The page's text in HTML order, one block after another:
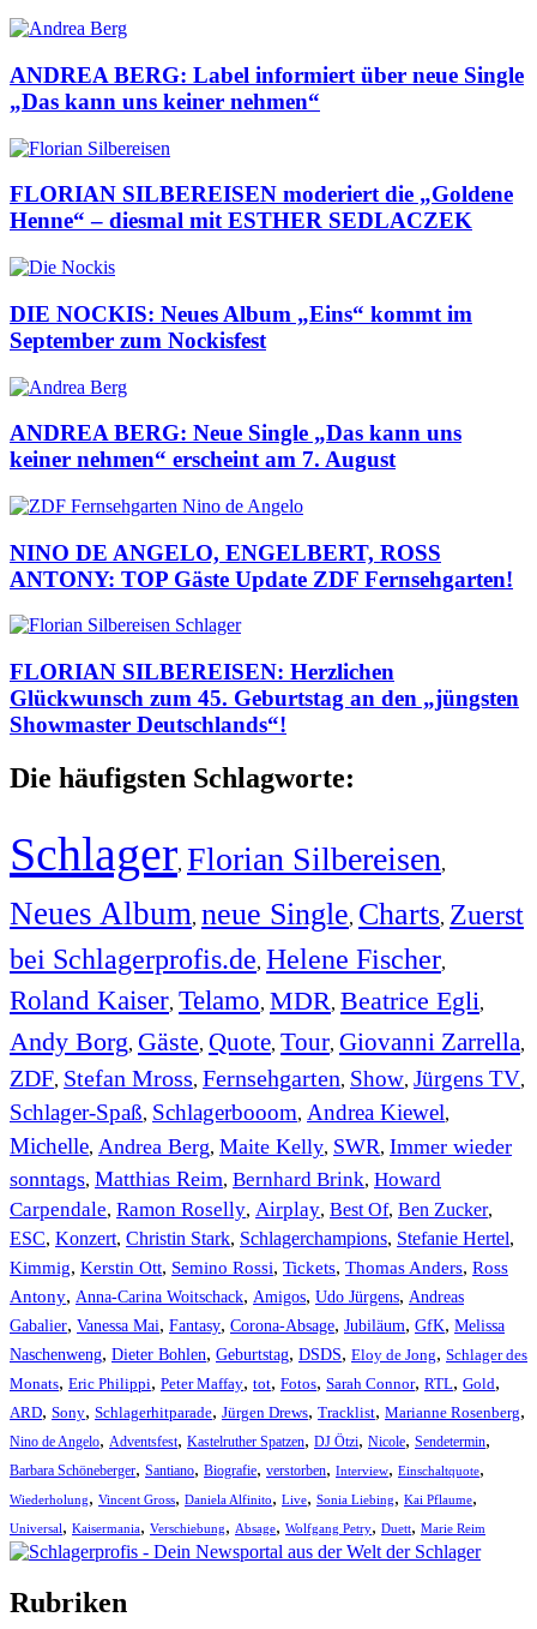
ANDREA BERG: Label informiert über neue Single
„Das kann uns keiner nehmen“
FLORIAN SILBEREISEN moderiert die „Goldene
Henne“ – diesmal mit ESTHER SEDLACZEK
DIE NOCKIS: Neues Album „Eins“ kommt im
September zum Nockisfest
ANDREA BERG: Neue Single „Das kann uns
keiner nehmen“ erscheint am 7. August
NINO DE ANGELO, ENGELBERT, ROSS
ANTONY: TOP Gäste Update ZDF Fernsehgarten!
FLORIAN SILBEREISEN: Herzlichen
Glückwunsch zum 45. Geburtstag an den „jüngsten
Showmaster Deutschlands“!
Die häufigsten Schlagworte:
Schlager, Florian Silbereisen,
Neues Album, neue Single, Charts, Zuerst
bei Schlagerprofis.de, Helene Fischer,
Roland Kaiser, Telamo, MDR, Beatrice Egli,
Andy Borg, Gäste, Quote, Tour, Giovanni Zarrella,
ZDF, Stefan Mross, Fernsehgarten, Show, Jürgens TV,
Schlager-Spaß, Schlagerbooom, Andrea Kiewel,
Michelle, Andrea Berg, Maite Kelly, SWR, Immer wieder
sonntags, Matthias Reim, Bernhard Brink, Howard
Carpendale, Ramon Roselly, Airplay, Best Of, Ben Zucker,
ESC, Konzert, Christin Stark, Schlagerchampions, Stefanie Hertel,
Kimmig, Kerstin Ott, Semino Rossi, Tickets, Thomas Anders, Ross
Antony, Anna-Carina Woitschack, Amigos, Udo Jürgens, Andreas
Gabalier, Vanessa Mai, Fantasy, Corona-Absage, Jubiläum, GfK, Melissa
Naschenweng, Dieter Bohlen, Geburtstag, DSDS, Eloy de Jong, Schlager des
Monats, Eric Philippi, Peter Maffay, tot, Fotos, Sarah Connor, RTL, Gold,
ARD, Sony, Schlagerhitparade, Jürgen Drews, Tracklist, Marianne Rosenberg,
Nino de Angelo, Adventsfest, Kastelruther Spatzen, DJ Ötzi, Nicole, Sendetermin,
Barbara Schöneberger, Santiano, Biografie, verstorben, Interview, Einschaltquote,
Wiederholung, Vincent Gross, Daniela Alfinito, Live, Sonia Liebing, Kai Pflaume,
Universal, Kaisermania, Verschiebung, Absage, Wolfgang Petry, Duett, Marie Reim
Rubriken